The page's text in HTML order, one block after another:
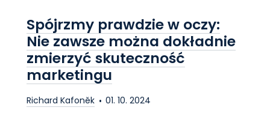
Spójrzmy prawdzie w oczy:
Nie zawsze można dokładnie
zmierzyć skuteczność
marketingu
Richard Kafoněk 01. 10. 2024